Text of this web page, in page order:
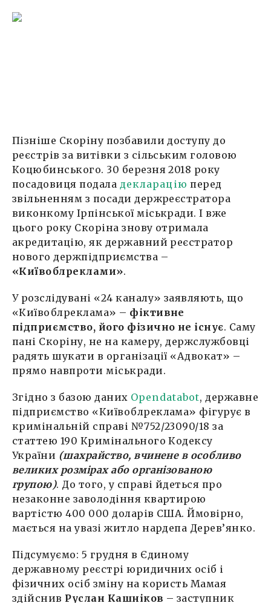
Пізніше Скоріну позбавили доступу до
реєстрів за витівки з сільським головою
Коцюбинського. 30 березня 2018 року
посадовиця подала декларацію перед
звільненням з посади держреєстратора
виконкому Ірпінської міськради. І вже
цього року Скоріна знову отримала
акредитацію, як державний реєстратор
нового держпідприємства –
«Київоблреклами».
У розслідувані «24 каналу» заявляють, що
«Київоблреклама» – фіктивне
підприємство, його фізично не існує. Саму
пані Скоріну, не на камеру, держслужбовці
радять шукати в організації «Адвокат» –
прямо навпроти міськради.
Згідно з базою даних Opendatabot, державне
підприємство «Київоблреклама» фігурує в
кримінальній справі №752/23090/18 за
статтею 190 Кримінального Кодексу
України (шахрайство, вчинене в особливо
великих розмірах або організованою
групою). До того, у справі йдеться про
незаконне заволодіння квартирою
вартістю 400 000 доларів США. Ймовірно,
мається на увазі житло нардепа Дерев’янко.
Підсумуємо: 5 грудня в Єдиному
державному реєстрі юридичних осіб і
фізичних осіб зміну на користь Мамая
здійснив Руслан Кашніков – заступник